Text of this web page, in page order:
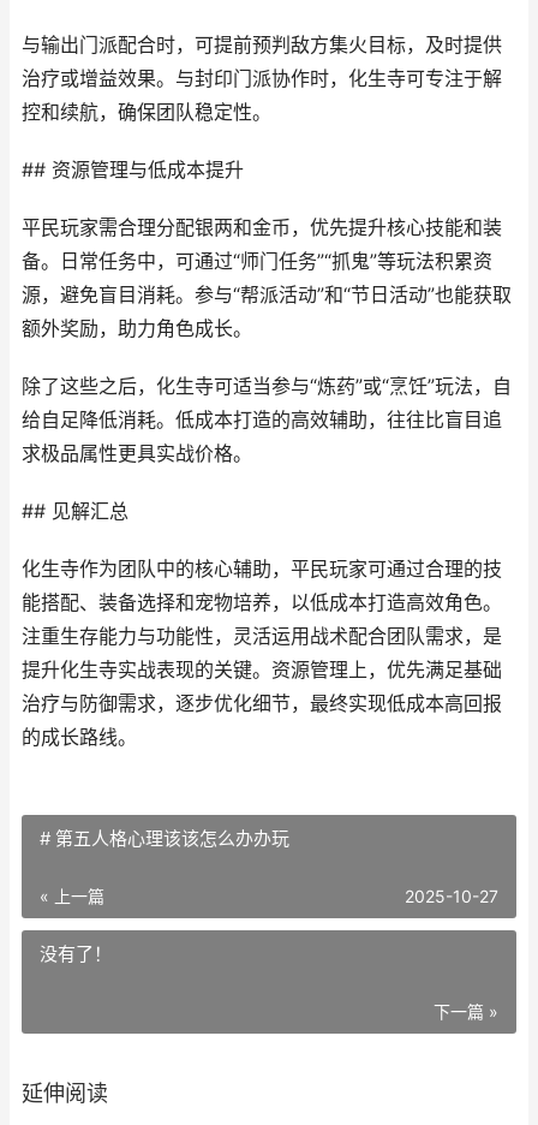
与输出门派配合时，可提前预判敌方集火目标，及时提供
治疗或增益效果。与封印门派协作时，化生寺可专注于解
控和续航，确保团队稳定性。
## 资源管理与低成本提升
平民玩家需合理分配银两和金币，优先提升核心技能和装
备。日常任务中，可通过“师门任务”“抓鬼”等玩法积累资
源，避免盲目消耗。参与“帮派活动”和“节日活动”也能获取
额外奖励，助力角色成长。
除了这些之后，化生寺可适当参与“炼药”或“烹饪”玩法，自
给自足降低消耗。低成本打造的高效辅助，往往比盲目追
求极品属性更具实战价格。
## 见解汇总
化生寺作为团队中的核心辅助，平民玩家可通过合理的技
能搭配、装备选择和宠物培养，以低成本打造高效角色。
注重生存能力与功能性，灵活运用战术配合团队需求，是
提升化生寺实战表现的关键。资源管理上，优先满足基础
治疗与防御需求，逐步优化细节，最终实现低成本高回报
的成长路线。
# 第五人格心理该该怎么办办玩
« 上一篇 2025-10-27
没有了！
下一篇 »
延伸阅读